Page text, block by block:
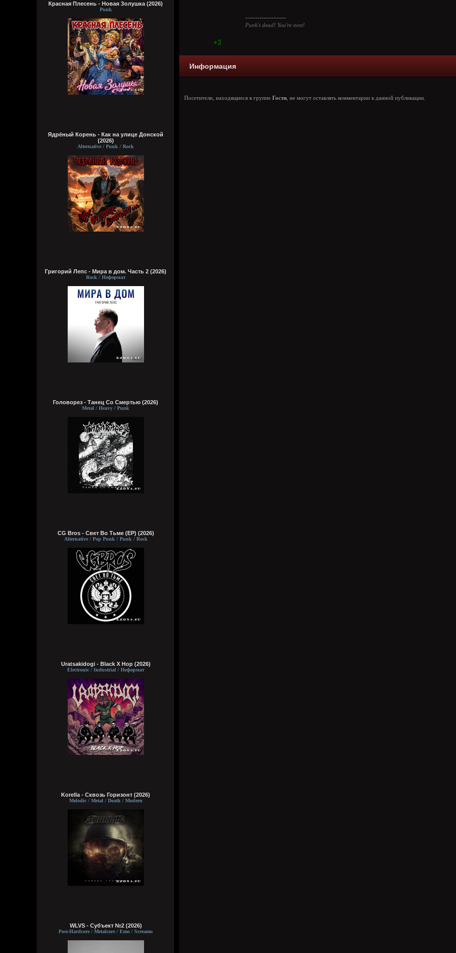
Красная Плесень - Новая Золушка (2026)
Punk
Ядрёный Корень - Как на улице Донской
(2026)
Alternative / Punk / Rock
Григорий Лепс - Мира в дом. Часть 2 (2026)
Rock / Неформат
Головорез - Tанец Со Смертью (2026)
Metal / Heavy / Punk
CG Bros - Свет Во Тьме (EP) (2026)
Alternative / Pop Punk / Punk / Rock
Uratsakidogi - Black X Hop (2026)
Electronic / Industrial / Неформат
Korella - Сквозь Горизонт (2026)
Melodic / Metal / Death / Modern
WLVS - Субъект №2 (2026)
Post-Hardcore / Metalcore / Emo / Screamo
--------------------
Punk's dead! You're next!
+3
Информация
Посетители, находящиеся в группе Гости , не могут оставлять комментарии к данной публикации.